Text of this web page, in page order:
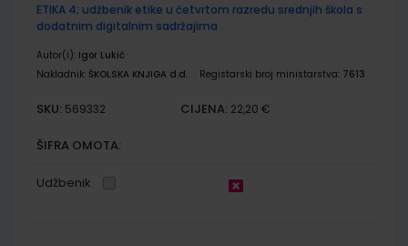
ETIKA 4; udžbenik etike u četvrtom razredu srednjih škola s
dodatnim digitalnim sadržajima
Autor(i): Igor Lukić
Nakladnik: ŠKOLSKA KNJIGA d.d. Registarski broj ministarstva: 7613
SKU: 569332 CIJENA: 22,20 €
ŠIFRA OMOTA:
Udžbenik